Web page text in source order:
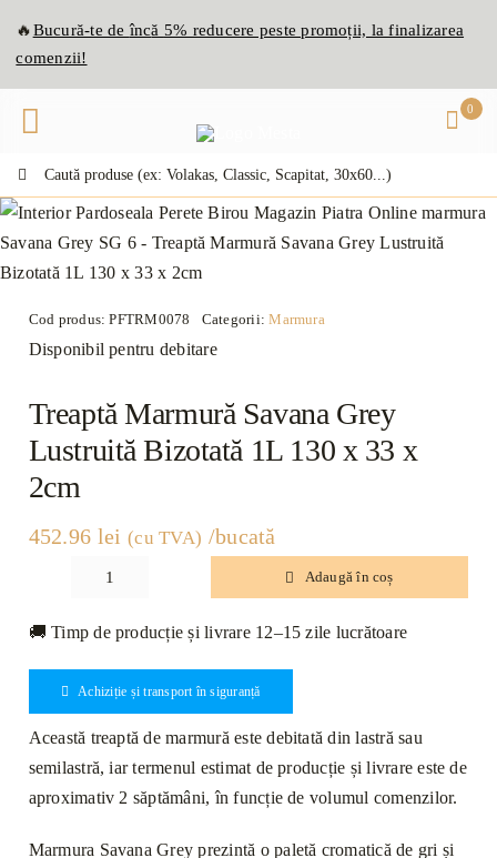
🔥Bucură-te deîncă 5% reducere peste promoții, la finalizarea
comenzii!
0
Cod produs:PFTRM0078 Categorii:Marmura
Disponibil pentru debitare
Treaptă Marmură Savana Grey
Lustruită Bizotată 1L 130 x 33 x
2cm
452.96 lei (cu TVA) /bucată
Cantitate
Marmură
Savana
Grey
Lustruită
Adaugă în coș
🚚 Timp de producție și livrare 12–15 zile lucrătoare
Achiziție și transport în siguranță
Această treaptă de marmură este debitată din lastră sau
semilastră, iar termenul estimat de producție și livrare este de
aproximativ 2 săptămâni, în funcție de volumul comenzilor.
Marmura Savana Grey prezintă o paletă cromatică de gri și